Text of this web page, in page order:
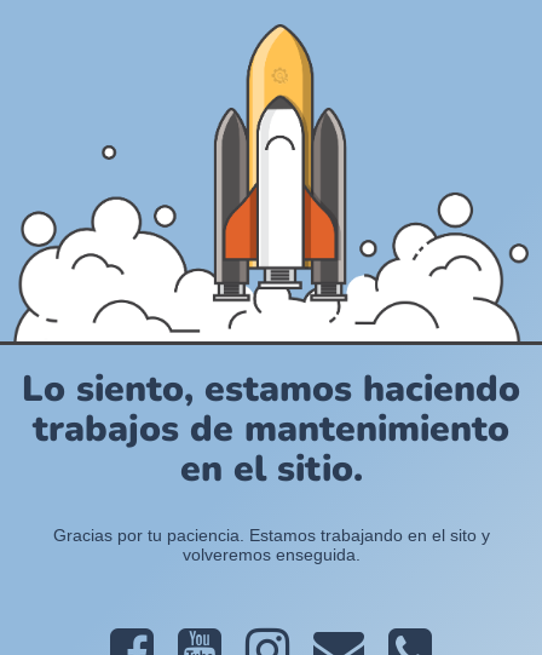
Lo siento, estamos haciendo
trabajos de mantenimiento
en el sitio.
Gracias por tu paciencia. Estamos trabajando en el sito y
volveremos enseguida.